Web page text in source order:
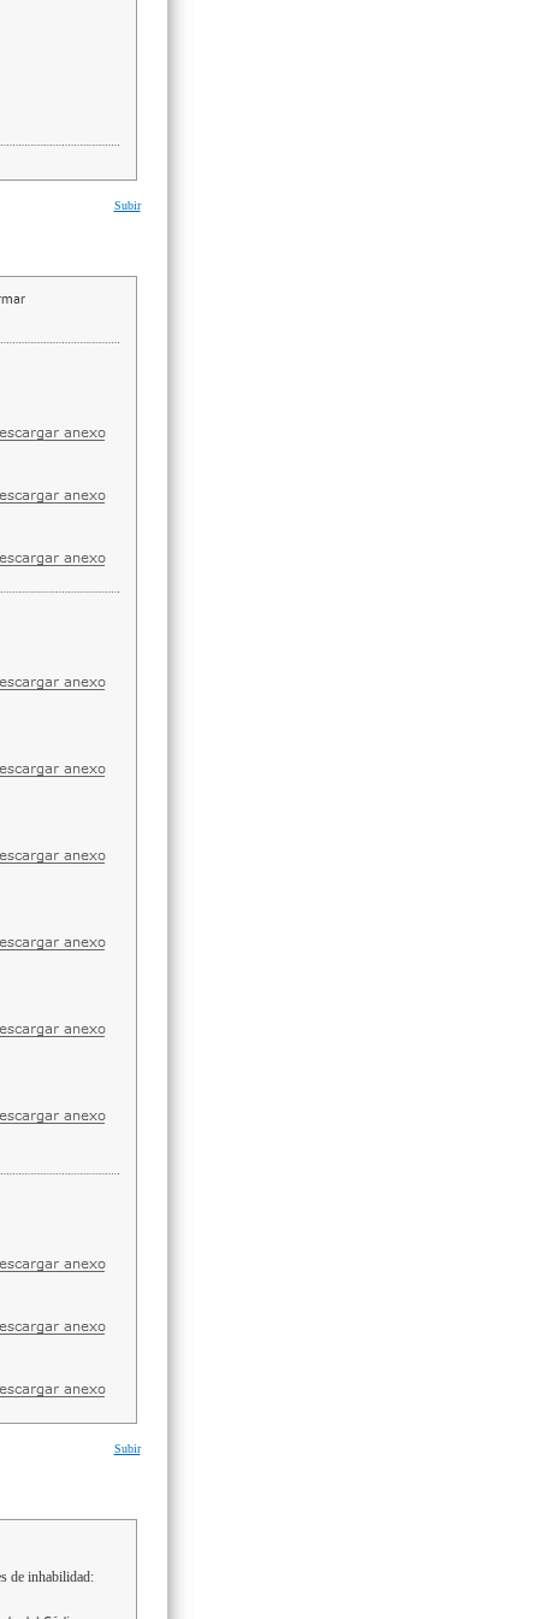
Subir
Subir
de inhabilidad: